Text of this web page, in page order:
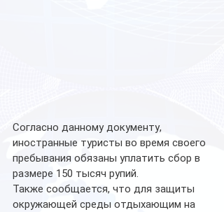
Согласно данному документу,
иностранные туристы во время своего
пребывания обязаны уплатить сбор в
размере 150 тысяч рупий.
Также сообщается, что для защиты
окружающей среды отдыхающим на